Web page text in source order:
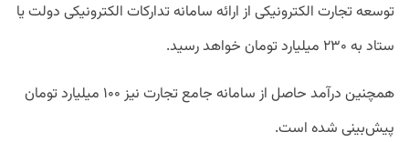
توسعه تجارت الکترونیکی از ارائه سامانه تدارکات الکترونیکی دولت یا
ستاد به ۲۳۰ میلیارد تومان خواهد رسید.
همچنین درآمد حاصل از سامانه جامع تجارت نیز ۱۰۰ میلیارد تومان
پیش‌بینی شده است.